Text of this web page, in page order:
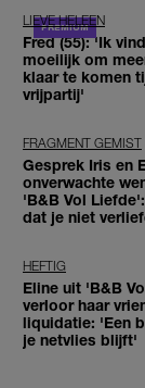
LIEVE HELEEN
Fred (55): 'Ik
moeilijk om
klaar te komen
vrijpartij'
FRAGMENT GEMIST
Gesprek Iris en
onverwachte
'B&B Vol
dat je niet
HEFTIG
Eline uit 'B&B
verloor haar
liquidatie: 'Een
je netvlies blijft'